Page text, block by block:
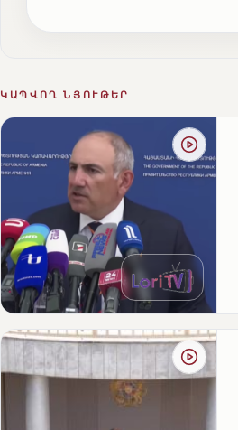
ԿԱՊՎՈՂ ՆՅՈՒԹԵՐ